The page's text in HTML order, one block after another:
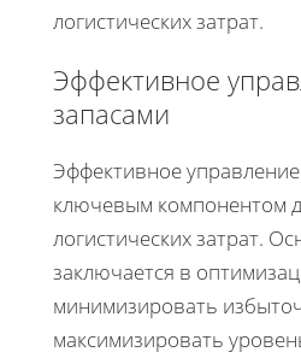
логистических затрат.
Эффективное
запасами
Эффективное
ключевым компонентом
логистических затрат.
заключается в
минимизировать
максимизировать